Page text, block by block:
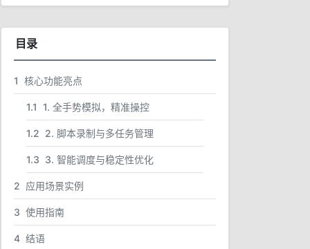
目录
1 核心功能亮点
1.1 1. 全手势模拟，精准操控
1.2 2. 脚本录制与多任务管理
1.3 3. 智能调度与稳定性优化
2 应用场景实例
3 使用指南
4 结语